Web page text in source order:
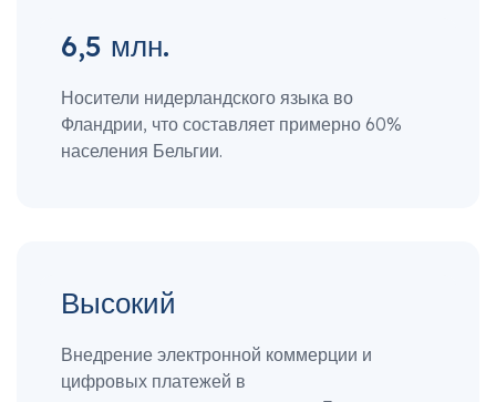
6,5 млн.
Носители нидерландского языка во
Фландрии, что составляет примерно 60%
населения Бельгии.
Высокий
Внедрение электронной коммерции и
цифровых платежей в